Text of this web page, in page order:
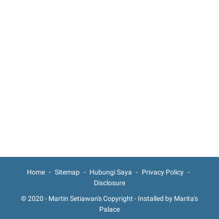
Home Sitemap Hubungi Saya
Privacy Policy
Disclosure
© 2020 - Martin Setiawan's Copyright - Installed by Marita's
Palace